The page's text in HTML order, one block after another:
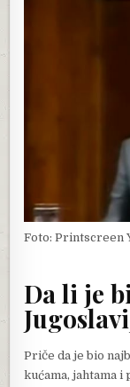
Foto: Printscreen
Da li je
Priče da je bio
kućama, jahtama